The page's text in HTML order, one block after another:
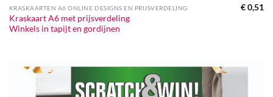
KRASKAARTEN A6 ONLINE DESIGNS EN PRIJSVERDELING
Kraskaart A6 met prijsverdeling
Winkels in tapijt en gordijnen
€0,51